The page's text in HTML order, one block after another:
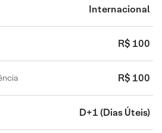
Internacional
R$ 100
R$ 100
D+1 (Dias Úteis)